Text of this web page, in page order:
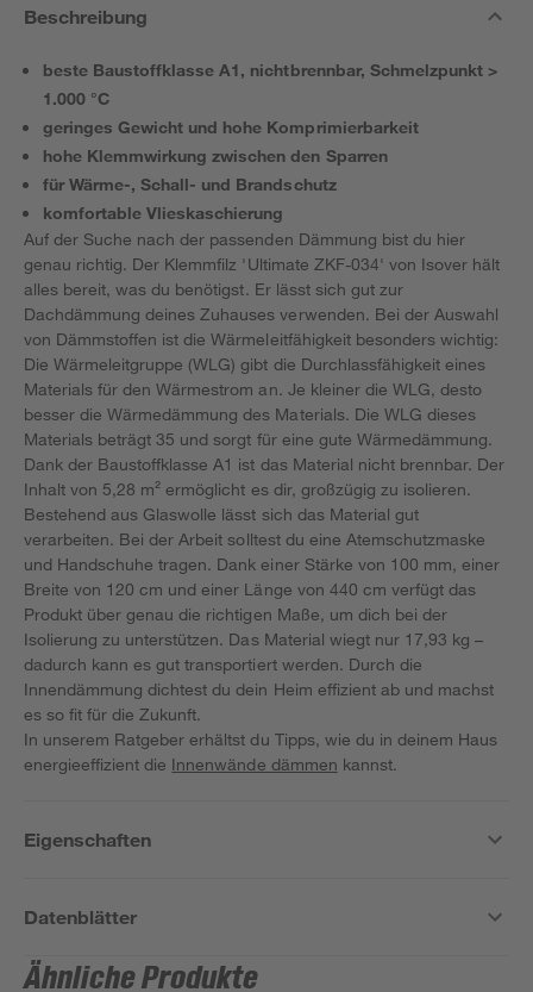
Beschreibung
beste Baustoffklasse A1, nichtbrennbar, Schmelzpunkt >
1.000 °C
geringes Gewicht und hohe Komprimierbarkeit
hohe Klemmwirkung zwischen den Sparren
für Wärme-, Schall- und Brandschutz
komfortable Vlieskaschierung
Auf der Suche nach der passenden Dämmung bist du hier
genau richtig. Der Klemmfilz 'Ultimate ZKF-034' von Isover hält
alles bereit, was du benötigst. Er lässt sich gut zur
Dachdämmung deines Zuhauses verwenden. Bei der Auswahl
von Dämmstoffen ist die Wärmeleitfähigkeit besonders wichtig:
Die Wärmeleitgruppe (WLG) gibt die Durchlassfähigkeit eines
Materials für den Wärmestrom an. Je kleiner die WLG, desto
besser die Wärmedämmung des Materials. Die WLG dieses
Materials beträgt 35 und sorgt für eine gute Wärmedämmung.
Dank der Baustoffklasse A1 ist das Material nicht brennbar. Der
Inhalt von 5,28 m² ermöglicht es dir, großzügig zu isolieren.
Bestehend aus Glaswolle lässt sich das Material gut
verarbeiten. Bei der Arbeit solltest du eine Atemschutzmaske
und Handschuhe tragen. Dank einer Stärke von 100 mm, einer
Breite von 120 cm und einer Länge von 440 cm verfügt das
Produkt über genau die richtigen Maße, um dich bei der
Isolierung zu unterstützen. Das Material wiegt nur 17,93 kg –
dadurch kann es gut transportiert werden. Durch die
Innendämmung dichtest du dein Heim effizient ab und machst
es so fit für die Zukunft.
In unserem Ratgeber erhältst du Tipps, wie du in deinem Haus
energieeffizient die Innenwände dämmen kannst.
Eigenschaften
Datenblätter
Ähnliche Produkte